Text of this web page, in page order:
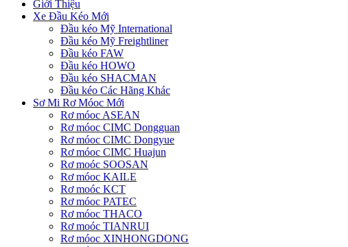
Giới Thiệu
Xe Đầu Kéo Mới
Đầu kéo Mỹ International
Đầu kéo Mỹ Freightliner
Đầu kéo FAW
Đầu kéo HOWO
Đầu kéo SHACMAN
Đầu kéo Các Hãng Khác
Sơ Mi Rơ Móoc Mới
Rơ móoc ASEAN
Rơ móoc CIMC Dongguan
Rơ móoc CIMC Dongyue
Rơ móoc CIMC Huajun
Rơ moóc SOOSAN
Rơ móoc KAILE
Rơ moóc KCT
Rơ móoc PATEC
Rơ móoc THACO
Rơ moóc TIANRUI
Rơ móoc XINHONGDONG